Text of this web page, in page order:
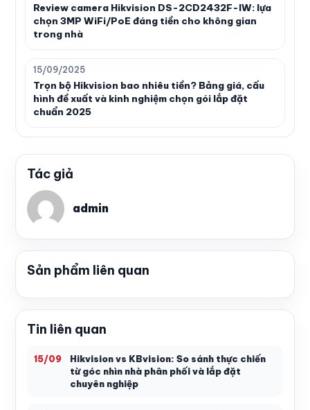
Review camera Hikvision DS-2CD2432F-IW: lựa
chọn 3MP WiFi/PoE đáng tiền cho không gian
trong nhà
15/09/2025
Trọn bộ Hikvision bao nhiêu tiền? Bảng giá, cấu
hình đề xuất và kinh nghiệm chọn gói lắp đặt
chuẩn 2025
Tác giả
admin
Sản phẩm liên quan
Tin liên quan
15/09
Hikvision vs KBvision: So sánh thực chiến
từ góc nhìn nhà phân phối và lắp đặt
chuyên nghiệp